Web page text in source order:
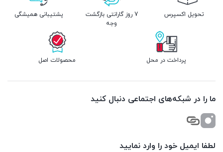
تحویل اکسپرس
7 روز گارانتی بازگشت
وجه
پشتیبانی همیشگی
پرداخت در محل محصولات اصل
ما را در شبکه‌های اجتماعی دنبال کنید
لطفا ایمیل خود را وارد نمایید